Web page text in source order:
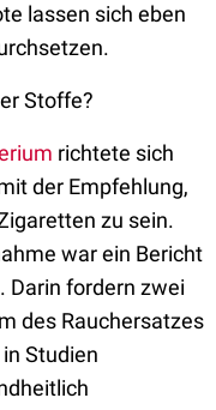
lassen sich eben
Stoffe?
richtete sich
der Empfehlung,
zu sein.
war ein Bericht
. Darin fordern zwei
des Rauchersatzes
Studien